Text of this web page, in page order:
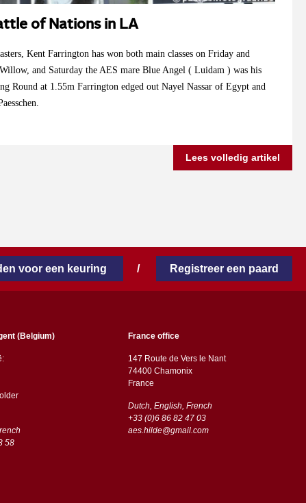
of Nations in LA
Kent Farrington has won both main classes on Friday and
and Saturday the AES mare Blue Angel ( Luidam ) was his
Round at 1.55m Farrington edged out Nayel Nassar of Egypt and
Lees volledig artikel
voor een keuring / Registreer een paard
(Belgium)
58
France office
147 Route de Vers le Nant
74400 Chamonix
France
Dutch, English, French
+33 (0)6 86 82 47 03
aes.hilde@gmail.com